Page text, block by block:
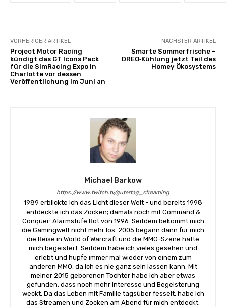
VORHERIGER ARTIKEL
Project Motor Racing
kündigt das GT Icons Pack
für die SimRacing Expo in
Charlotte vor dessen
Veröffentlichung im Juni an
NÄCHSTER ARTIKEL
Smarte Sommerfrische –
DREO‑Kühlung jetzt Teil des
Homey‑Ökosystems
Michael Barkow
https://www.twitch.tv/gutertag_streaming
1989 erblickte ich das Licht dieser Welt - und bereits 1998
entdeckte ich das Zocken; damals noch mit Command &
Conquer: Alarmstufe Rot von 1996. Seitdem bekommt mich
die Gamingwelt nicht mehr los. 2005 begann dann für mich
die Reise in World of Warcraft und die MMO-Szene hatte
mich begeistert. Seitdem habe ich vieles gesehen und
erlebt und hüpfe immer mal wieder von einem zum
anderen MMO, da ich es nie ganz sein lassen kann. Mit
meiner 2015 geborenen Tochter habe ich aber etwas
gefunden, dass noch mehr Interesse und Begeisterung
weckt. Da das Leben mit Familie tagsüber fesselt, habe ich
das Streamen und Zocken am Abend für mich entdeckt.